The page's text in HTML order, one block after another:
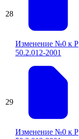
28
Изменение №0 к Р
50.2.012-2001
29
Изменение №0 к Р